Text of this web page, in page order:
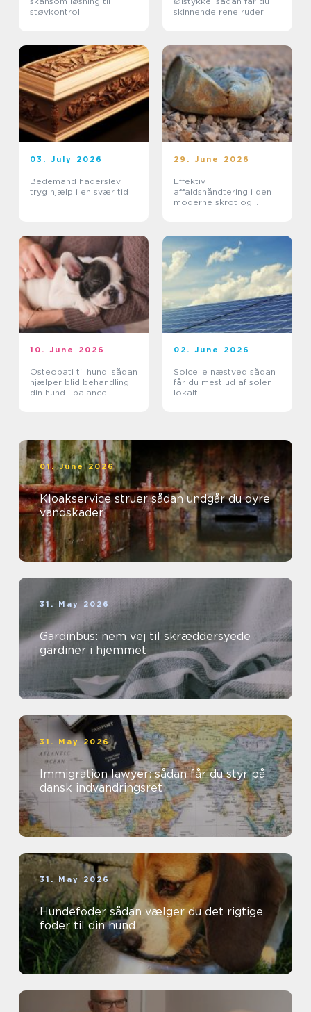
støvkontrol
skinnende rene ruder
03. July 2026
Bedemand haderslev
tryg hjælp i en svær tid
29. June 2026
Effektiv
affaldshåndtering i den
moderne skrot og
10. June 2026
Osteopati til hund: sådan
hjælper blid behandling
din hund i balance
02. June 2026
Solcelle næstved sådan
får du mest ud af solen
lokalt
01. June 2026
Kloakservice struer sådan undgår du dyre
vandskader
31. May 2026
Gardinbus: nem vej til skræddersyede
gardiner i hjemmet
31. May 2026
Immigration lawyer: sådan får du styr på
dansk indvandringsret
31. May 2026
Hundefoder sådan vælger du det rigtige
foder til din hund